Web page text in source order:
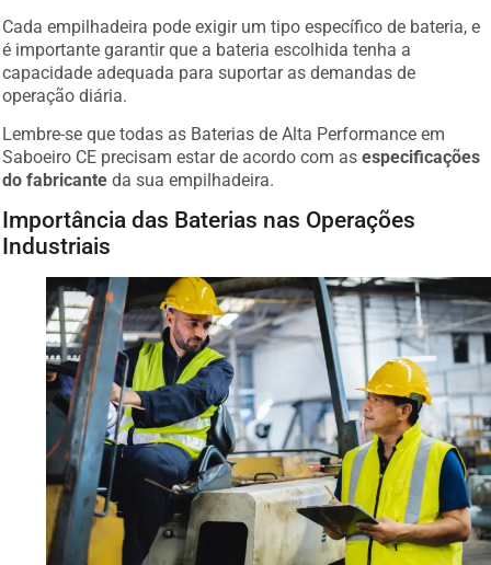
Cada empilhadeira pode exigir um tipo específico de bateria, e
é importante garantir que a bateria escolhida tenha a
capacidade adequada para suportar as demandas de
operação diária.
Lembre-se que todas as Baterias de Alta Performance em
Saboeiro CE precisam estar de acordo com as especificações
do fabricante da sua empilhadeira.
Importância das Baterias nas Operações
Industriais